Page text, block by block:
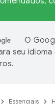
O
seu
Essenciais